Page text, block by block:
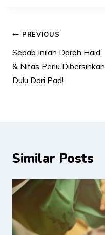
Post
navigation
PREVIOUS
Sebab Inilah Darah Haid
& Nifas Perlu Dibersihkan
Dulu Dari Pad!
Similar Posts